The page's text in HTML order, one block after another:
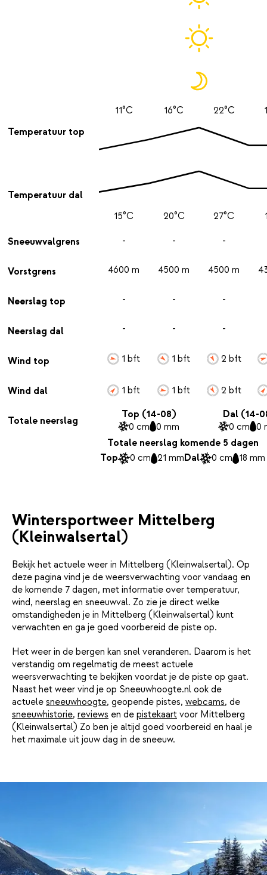
Temperatuur top
Temperatuur dal
Sneeuwvalgrens
Vorstgrens
Neerslag top
Neerslag dal
Wind top
Wind dal
Totale neerslag
11°C
15°C
-
4600 m
-
-
1 bft
1 bft
16°C
20°C
-
4500 m
-
-
1 bft
1 bft
22°C
27°C
-
4500 m
-
-
2 bft
2 bft
Top (14-08)
0 cm 0 mm
Dal (14-
0 cm 0
Totale neerslag komende 5 dagen
Top
0 cm 21 mmDal 0 cm 18 mm
Wintersportweer Mittelberg
(Kleinwalsertal)
Bekijk het actuele weer in Mittelberg (Kleinwalsertal). Op
deze pagina vind je de weersverwachting voor vandaag en
de komende 7 dagen, met informatie over temperatuur,
wind, neerslag en sneeuwval. Zo zie je direct welke
omstandigheden je in Mittelberg (Kleinwalsertal) kunt
verwachten en ga je goed voorbereid de piste op.
Het weer in de bergen kan snel veranderen. Daarom is het
verstandig om regelmatig de meest actuele
weersverwachting te bekijken voordat je de piste op gaat.
Naast het weer vind je op Sneeuwhoogte.nl ook de
actuele sneeuwhoogte, geopende pistes, webcams, de
sneeuwhistorie, reviews en de pistekaart voor Mittelberg
(Kleinwalsertal) Zo ben je altijd goed voorbereid en haal je
het maximale uit jouw dag in de sneeuw.